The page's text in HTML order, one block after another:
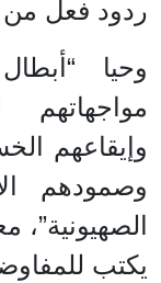
ردود فعل من
وحيا
مواجهاتهم
وإيقاعهم
وصمودهم
يكتب